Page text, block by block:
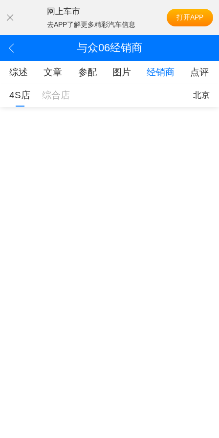
网上车市
去APP了解更多精彩汽车信息
打开APP
与众06经销商
综述 文章 参配 图片 经销商 点评
4S店 综合店 北京